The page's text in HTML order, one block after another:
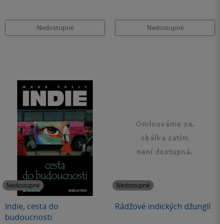
Nedostupné Nedostupné
Nedostupné
Indie, cesta do
budoucnosti
Nedostupné
Rádžové indických džunglí